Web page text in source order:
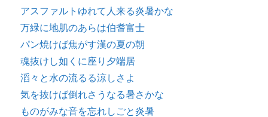
アスファルトゆれて人来る炎暑かな
万緑に地肌のあらは伯耆富士
パン焼けば焦がす漢の夏の朝
魂抜けし如くに座り夕端居
滔々と水の流るる涼しさよ
気を抜けば倒れさうなる暑さかな
ものがみな音を忘れしごと炎暑